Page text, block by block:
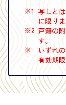
※1 写しと
に限り
※2 戸籍の
す。
※
いずれ
有効期